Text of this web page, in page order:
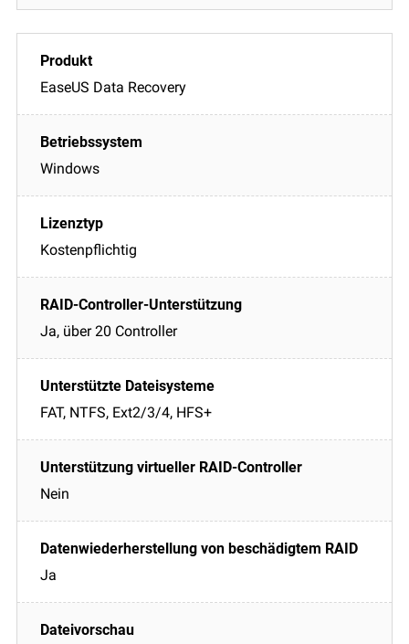
EaseUS Data Recovery
Windows
Kostenpflichtig
Ja, über 20 Controller
FAT, NTFS, Ext2/3/4, HFS+
Nein
Ja